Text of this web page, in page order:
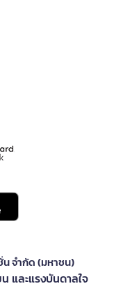
น จำกัด (มหาชน)
และแรงบันดาลใจ